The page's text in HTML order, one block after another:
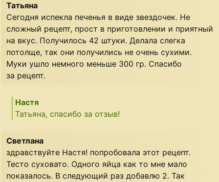
Татьяна
Сегодня испекла печенья в виде звездочек. Не
сложный рецепт, прост в приготовлении и приятный
на вкус. Получилось 42 штуки. Делала слегка
потолще, так они получились не очень сухими.
Муки ушло немного меньше 300 гр. Спасибо
за рецепт.
Настя
Татьяна, спасибо за отзыв!
Светлана
здравствуйте Настя! попробовала этот рецепт.
Тесто суховато. Одного яйца как то мне мало
показалось. В следующий раз добавлю 2. Так